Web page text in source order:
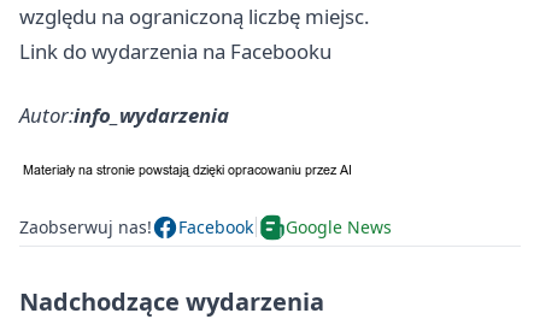
względu na ograniczoną liczbę miejsc.
Link do wydarzenia na Facebooku
Autor:info_wydarzenia
Zaobserwuj nas! Facebook Google News
Nadchodzące wydarzenia